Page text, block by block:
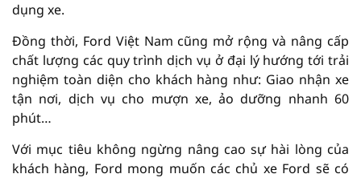
dụng xe.
Đồng thời, Ford Việt Nam cũng mở rộng và nâng cấp
chất lượng các quy trình dịch vụ ở đại lý hướng tới trải
nghiệm toàn diện cho khách hàng như: Giao nhận xe
tận nơi, dịch vụ cho mượn xe, ảo dưỡng nhanh 60
phút…
Với mục tiêu không ngừng nâng cao sự hài lòng của
khách hàng, Ford mong muốn các chủ xe Ford sẽ có